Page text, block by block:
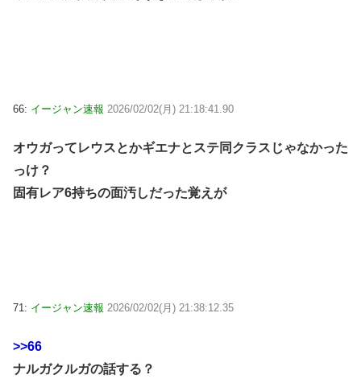
66: イージャン速報 2026/02/02(月) 21:18:41.90
オウガってレウスとかギエナとステ同クラスじゃなかった
っけ？
固有レア6持ちの面汚しだった覚えが
71: イージャン速報 2026/02/02(月) 21:38:12.35
>>66
ナルガクルガの話する？